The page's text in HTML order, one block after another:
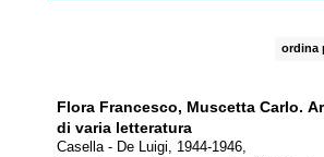
ordina
Flora Francesco, Muscetta Carlo.
di varia letteratura
Casella - De Luigi, 1944-1946,